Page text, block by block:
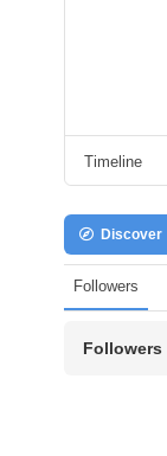
Timeline
Discover
Followers
Followers